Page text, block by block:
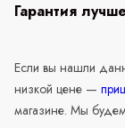
Гарантия
Если вы нашли
низкой цене —
магазине. Мы